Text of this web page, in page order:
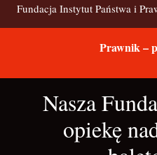
Fundacja Instytut Państwa i
Prawnik –
Nasza
opiekę